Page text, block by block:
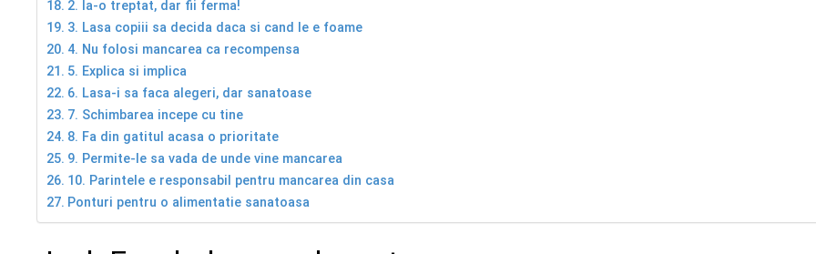
2. Ia-o treptat, dar fii ferma!
3. Lasa copiii sa decida daca si cand le e foame
4. Nu folosi mancarea ca recompensa
5. Explica si implica
6. Lasa-i sa faca alegeri, dar sanatoase
7. Schimbarea incepe cu tine
8. Fa din gatitul acasa o prioritate
9. Permite-le sa vada de unde vine mancarea
10. Parintele e responsabil pentru mancarea din casa
Ponturi pentru o alimentatie sanatoasa